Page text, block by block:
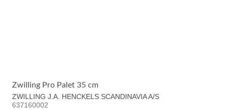
Zwilling Pro Palet 35 cm
ZWILLING J.A. HENCKELS SCANDINAVIA A/S
637160002